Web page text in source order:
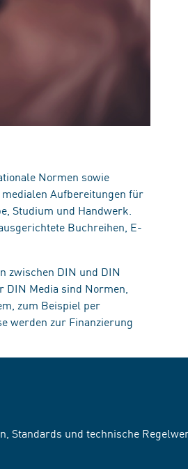
Normen sowie
Aufbereitungen für
Studium und Handwerk.
Buchreihen, E-
zwischen DIN und DIN
DIN Media sind Normen,
zum Beispiel per
werden zur Finanzierung
Standards und technische